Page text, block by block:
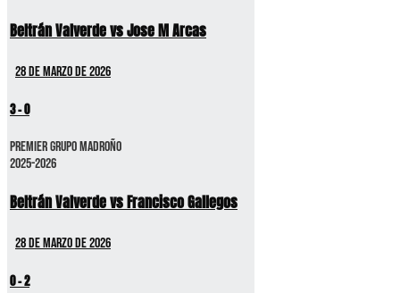
Beltrán Valverde vs Jose M Arcas
28 de marzo de 2026
3-0
Premier GRUPO MADROÑO
2025-2026
Beltrán Valverde vs Francisco Gallegos
28 de marzo de 2026
0-2